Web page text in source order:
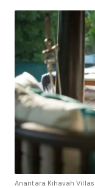
Anantara Kihavah Villas